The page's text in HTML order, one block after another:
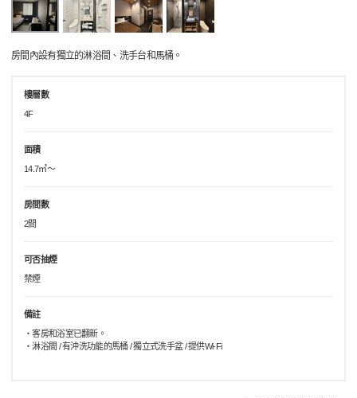
房間內設有獨立的淋浴間、洗手台和馬桶。
樓層數
4F
面積
14.7㎡～
房間數
2間
可否抽煙
禁煙
備註
・客房和浴室已翻新。
・淋浴間 / 有沖洗功能的馬桶 / 獨立式洗手盆 / 提供Wi-Fi